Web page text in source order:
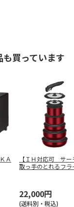
買っています
Ａ
【ＩＨ対応可 サー
取っ手のとれるフラ
22,000円
(送料別・税込)